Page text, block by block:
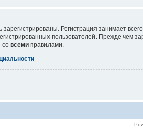
Регистрация занимает
пользователей. Прежде чем
со всеми правилами.